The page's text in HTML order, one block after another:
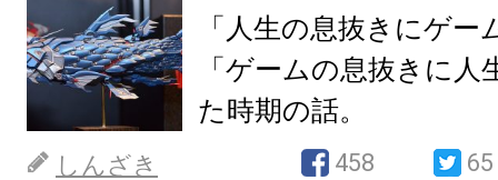
「人生の息抜きにゲ
「ゲームの息抜きに
た時期の話。
しんざき 458 65